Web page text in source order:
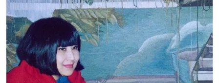
маданияты
жана
адабияты